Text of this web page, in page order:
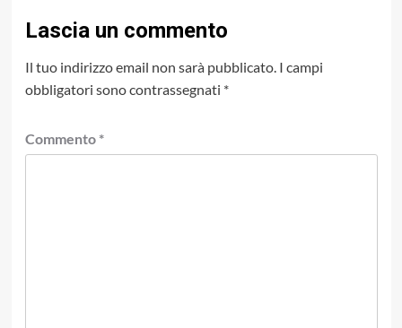
Lascia un commento
Il tuo indirizzo email non sarà pubblicato. I campi
obbligatori sono contrassegnati *
Commento *